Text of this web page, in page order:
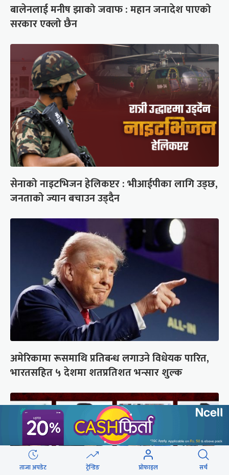
बालेनलाई मनीष झाको जवाफ : महान जनादेश पाएको
सरकार एक्लो छैन
सेनाको नाइटभिजन हेलिकप्टर : भीआईपीका लागि उड्छ,
जनताको ज्यान बचाउन उड्दैन
अमेरिकामा रूसमाथि प्रतिबन्ध लगाउने विधेयक पारित,
भारतसहित ५ देशमा शतप्रतिशत भन्सार शुल्क
ताजा अपडेट ट्रेन्डिङ प्रोफाइल सर्च